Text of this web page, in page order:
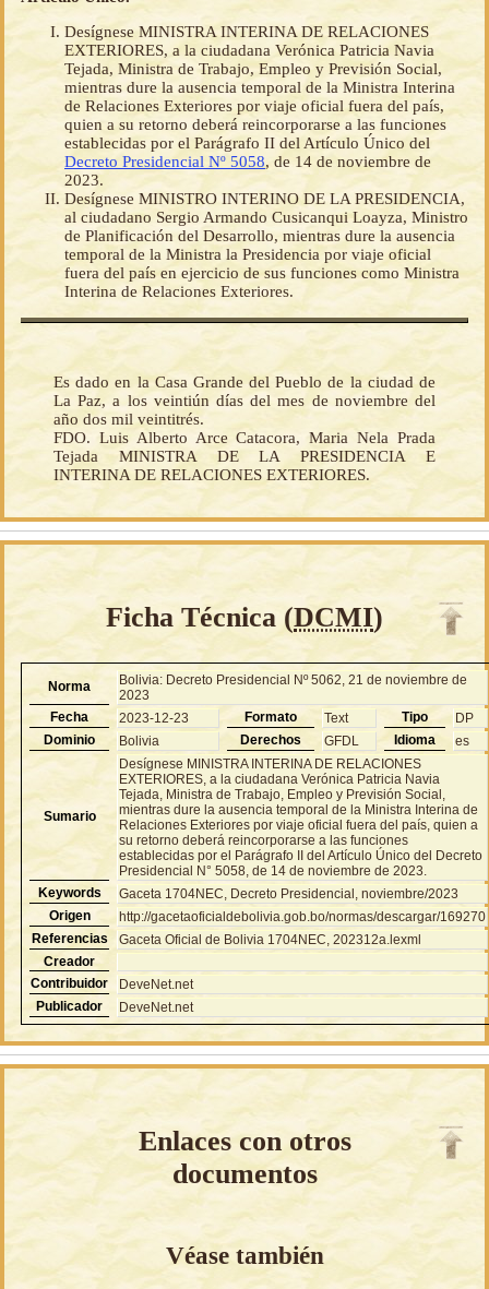
Desígnese MINISTRA INTERINA DE RELACIONES
EXTERIORES, a la ciudadana Verónica Patricia Navia
Tejada, Ministra de Trabajo, Empleo y Previsión Social,
mientras dure la ausencia temporal de la Ministra Interina
de Relaciones Exteriores por viaje oficial fuera del país,
quien a su retorno deberá reincorporarse a las funciones
establecidas por el Parágrafo II del Artículo Único del
Decreto Presidencial Nº 5058, de 14 de noviembre de
2023.
Desígnese MINISTRO INTERINO DE LA PRESIDENCIA,
al ciudadano Sergio Armando Cusicanqui Loayza, Ministro
de Planificación del Desarrollo, mientras dure la ausencia
temporal de la Ministra la Presidencia por viaje oficial
fuera del país en ejercicio de sus funciones como Ministra
Interina de Relaciones Exteriores.
Es dado en la Casa Grande del Pueblo de la ciudad de
La Paz, a los veintiún días del mes de noviembre del
año dos mil veintitrés.
FDO. Luis Alberto Arce Catacora, Maria Nela Prada
Tejada MINISTRA DE LA PRESIDENCIA E
INTERINA DE RELACIONES EXTERIORES.
Ficha Técnica (DCMI)
Norma
Bolivia: Decreto Presidencial Nº 5062, 21 de noviembre de
2023
Fecha
2023-12-23 Formato Text Tipo
DP
Dominio
Bolivia Derechos GFDL Idioma es
Sumario
Desígnese MINISTRA INTERINA DE RELACIONES
EXTERIORES, a la ciudadana Verónica Patricia Navia
Tejada, Ministra de Trabajo, Empleo y Previsión Social,
mientras dure la ausencia temporal de la Ministra Interina de
Relaciones Exteriores por viaje oficial fuera del país, quien a
su retorno deberá reincorporarse a las funciones
establecidas por el Parágrafo II del Artículo Único del Decreto
Presidencial N° 5058, de 14 de noviembre de 2023.
Keywords
Gaceta 1704NEC, Decreto Presidencial, noviembre/2023
Origen
http://gacetaoficialdebolivia.gob.bo/normas/descargar/169270
Referencias
Gaceta Oficial de Bolivia 1704NEC, 202312a.lexml
Creador
Contribuidor
DeveNet.net
Publicador
DeveNet.net
Enlaces con otros
documentos
Véase también